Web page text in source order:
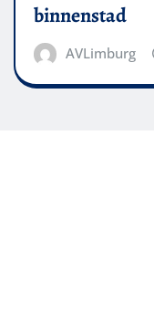
binnenstad
AVLimburg